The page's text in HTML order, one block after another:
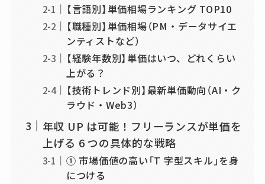
【言語別】単価相場ランキング TOP10
【職種別】単価相場（PM・データサイエ
ンティストなど）
【経験年数別】単価はいつ、どれくらい
上がる？
【技術トレンド別】最新単価動向（AI・ク
ラウド・Web3）
年収 UP は可能！フリーランスが単価を
上げる 6 つの具体的な戦略
① 市場価値の高い「T 字型スキル」を身
につける